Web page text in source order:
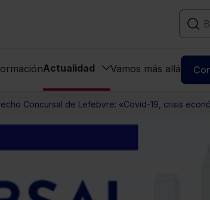
Actualidad Vamos más allá
Concursal de Lefebvre: «Covid-19, crisis